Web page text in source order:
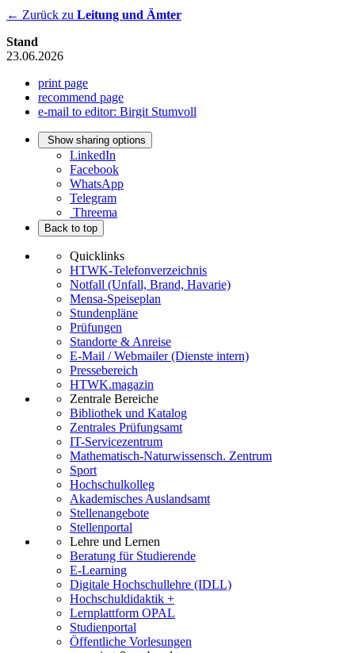
← Zurück zu Leitung und Ämter
Stand
23.06.2026
print page
recommend page
e-mail to editor: Birgit Stumvoll
Show sharing options
LinkedIn
Facebook
WhatsApp
Telegram
Threema
Back to top
Quicklinks
HTWK-Telefonverzeichnis
Notfall (Unfall, Brand, Havarie)
Mensa-Speiseplan
Stundenpläne
Prüfungen
Standorte & Anreise
E-Mail / Webmailer (Dienste intern)
Pressebereich
HTWK.magazin
Zentrale Bereiche
Bibliothek und Katalog
Zentrales Prüfungsamt
IT-Servicezentrum
Mathematisch-Naturwissensch. Zentrum
Sport
Hochschulkolleg
Akademisches Auslandsamt
Stellenangebote
Stellenportal
Lehre und Lernen
Beratung für Studierende
E-Learning
Digitale Hochschullehre (IDLL)
Hochschuldidaktik +
Lernplattform OPAL
Studienportal
Öffentliche Vorlesungen